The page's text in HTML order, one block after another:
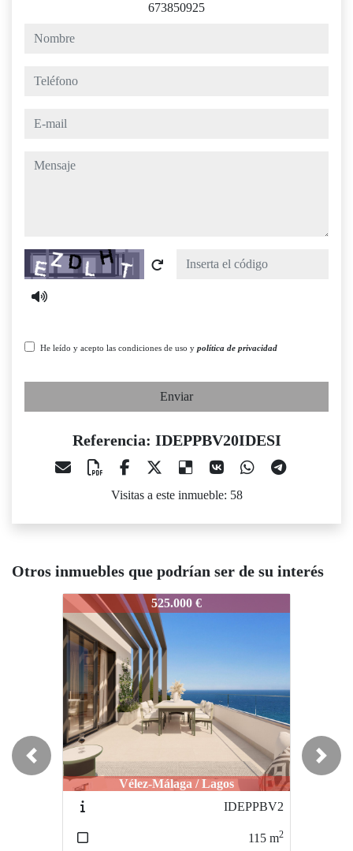
673850925
nombre
teléfono
e-mail
mensaje
Captcha
He leído y acepto las condiciones de uso y política de privacidad
Enviar
Referencia: IDEPPBV20IDESI
Visitas a este inmueble: 58
Otros inmuebles que podrían ser de su interés
525.000 €
Vélez-Málaga / Lagos
IDEPPBV20IDESI
435.000 €
Vélez-Málaga / Lagos
IDEPPBV28IDESI
111m2
Previous Next